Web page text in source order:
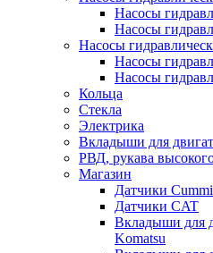
Насосы
Насосы
Насосы
Насосы
Насосы
Кольца
Стекла
Электрика
Вкладыши для
РВД, рукава
Магазин
Датчики
Датчики CAT
Вкладыши для
Komatsu